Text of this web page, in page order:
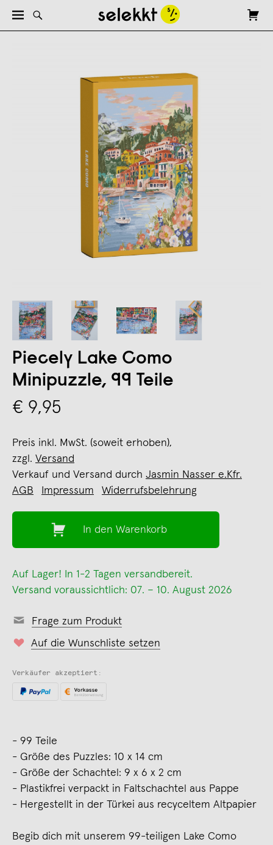
Piecely Lake Como
Minipuzzle, 99 Teile
€ 9,95
Preis inkl. MwSt. (soweit erhoben),
zzgl. Versand
Verkauf und Versand durch Jasmin Nasser e.Kfr.
AGB
Impressum Widerrufsbelehrung
In den Warenkorb
Auf Lager! In 1-2 Tagen versandbereit.
Versand voraussichtlich: 07. – 10. August 2026
Frage zum Produkt
Auf die Wunschliste setzen
Verkäufer akzeptiert:
- 99 Teile
- Größe des Puzzles: 10 x 14 cm
- Größe der Schachtel: 9 x 6 x 2 cm
- Plastikfrei verpackt in Faltschachtel aus Pappe
- Hergestellt in der Türkei aus recyceltem Altpapier
Begib dich mit unserem 99-teiligen Lake Como